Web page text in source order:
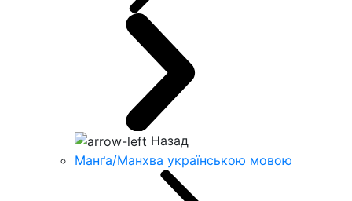
Назад
Манґа/Манхва українською мовою